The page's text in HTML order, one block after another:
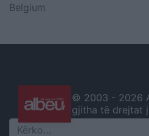
Belgium
© 2003 - 2026
gjitha të drejtat